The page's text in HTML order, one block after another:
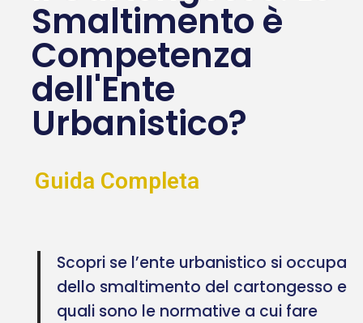
Smaltimento è
Competenza
dell'Ente
Urbanistico?
Guida Completa
Scopri se l’ente urbanistico si occupa
dello smaltimento del cartongesso e
quali sono le normative a cui fare